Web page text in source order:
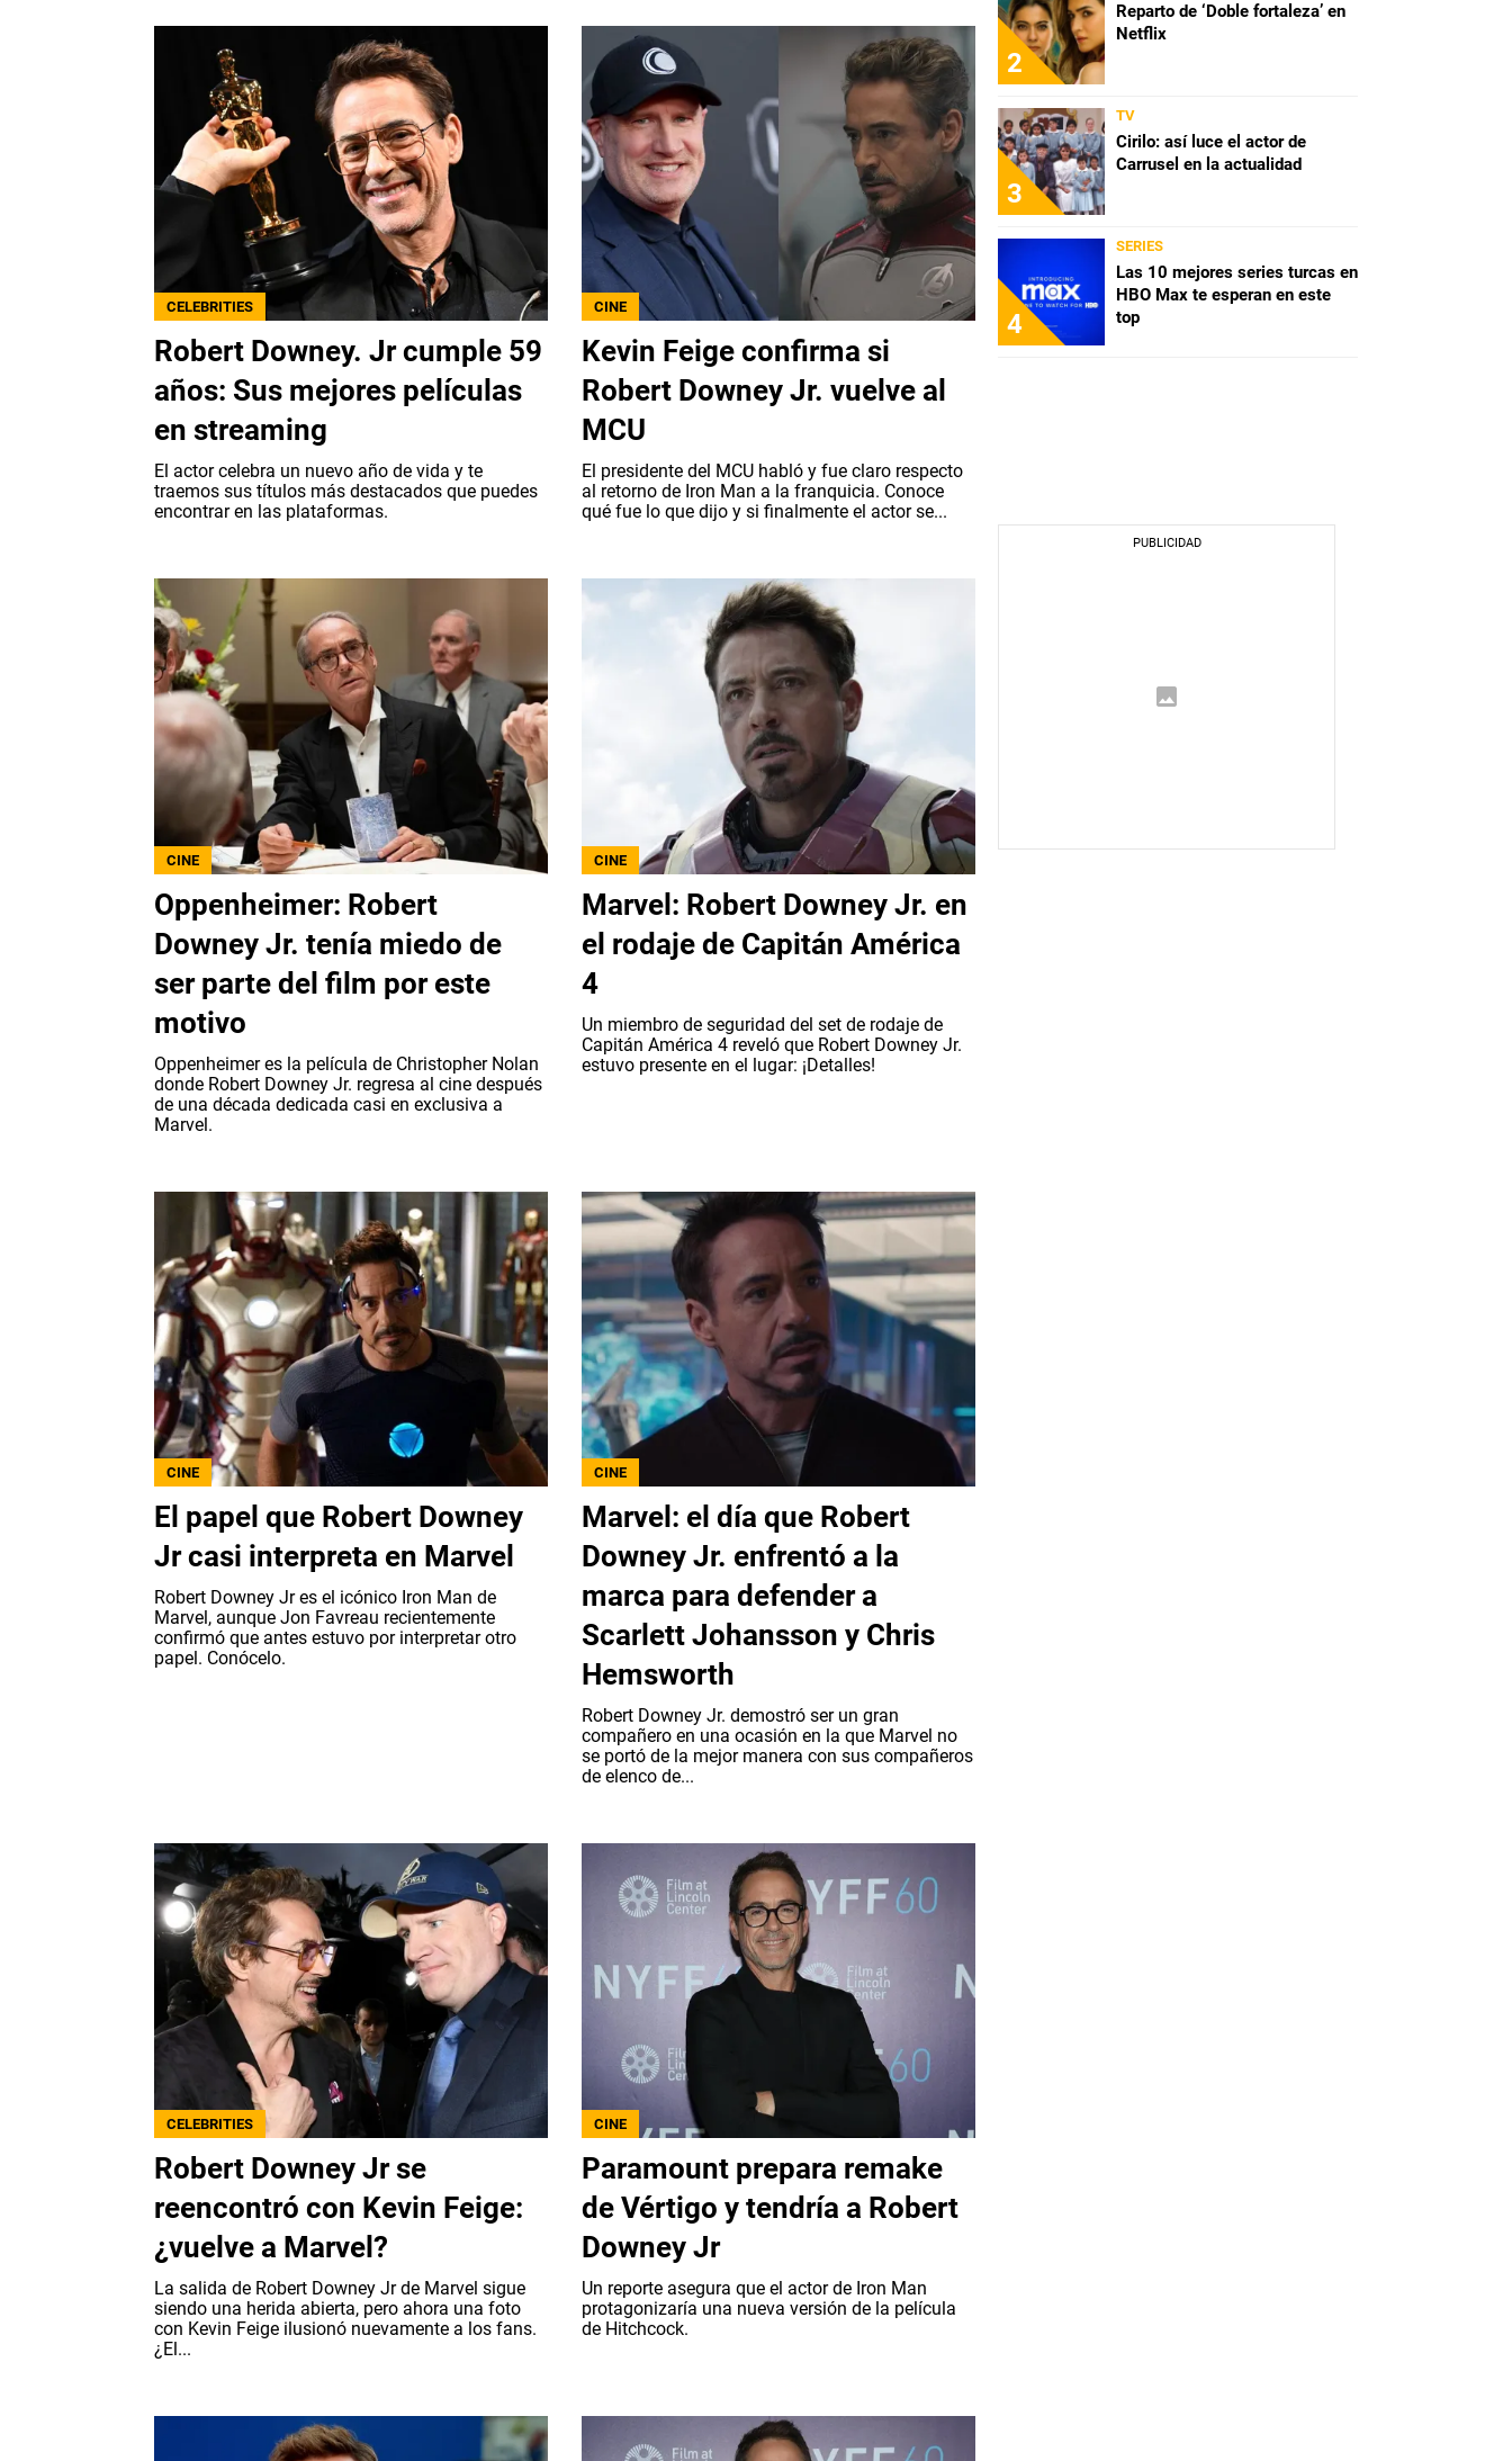
CELEBRITIES
Robert Downey. Jr cumple 59
años: Sus mejores películas
en streaming
El actor celebra un nuevo año de vida y te
traemos sus títulos más destacados que puedes
encontrar en las plataformas.
CINE
Kevin Feige confirma si
Robert Downey Jr. vuelve al
MCU
El presidente del MCU habló y fue claro respecto
al retorno de Iron Man a la franquicia. Conoce
qué fue lo que dijo y si finalmente el actor se...
CINE
Oppenheimer: Robert
Downey Jr. tenía miedo de
ser parte del film por este
motivo
Oppenheimer es la película de Christopher Nolan
donde Robert Downey Jr. regresa al cine después
de una década dedicada casi en exclusiva a
Marvel.
CINE
Marvel: Robert Downey Jr. en
el rodaje de Capitán América
4
Un miembro de seguridad del set de rodaje de
Capitán América 4 reveló que Robert Downey Jr.
estuvo presente en el lugar: ¡Detalles!
CINE
El papel que Robert Downey
Jr casi interpreta en Marvel
Robert Downey Jr es el icónico Iron Man de
Marvel, aunque Jon Favreau recientemente
confirmó que antes estuvo por interpretar otro
papel. Conócelo.
CINE
Marvel: el día que Robert
Downey Jr. enfrentó a la
marca para defender a
Scarlett Johansson y Chris
Hemsworth
Robert Downey Jr. demostró ser un gran
compañero en una ocasión en la que Marvel no
se portó de la mejor manera con sus compañeros
de elenco de...
CELEBRITIES
Robert Downey Jr se
reencontró con Kevin Feige:
¿vuelve a Marvel?
La salida de Robert Downey Jr de Marvel sigue
siendo una herida abierta, pero ahora una foto
con Kevin Feige ilusionó nuevamente a los fans.
¿El...
CINE
Paramount prepara remake
de Vértigo y tendría a Robert
Downey Jr
Un reporte asegura que el actor de Iron Man
protagonizaría una nueva versión de la película
de Hitchcock.
2
Reparto de ‘Doble fortaleza’ en
Netflix
3
TV
Cirilo: así luce el actor de
Carrusel en la actualidad
4
SERIES
Las 10 mejores series turcas en
HBO Max te esperan en este
top